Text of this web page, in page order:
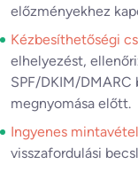
előzményekhez
Kézbesíthetőségi
elhelyezést,
SPF/DKIM/
megnyomása előtt.
Ingyenes mintavétel
visszafordulási